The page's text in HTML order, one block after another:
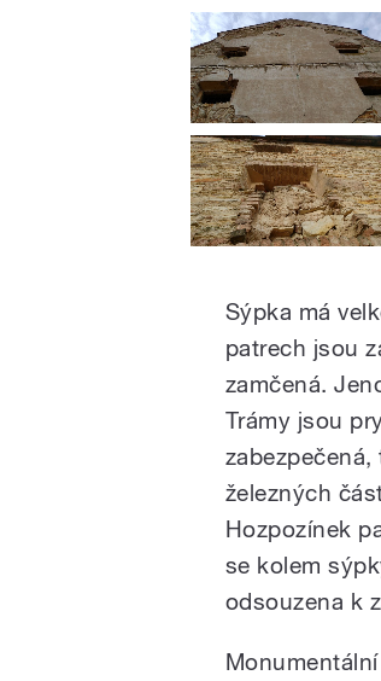
Sýpka má
patrech jsou
zamčená.
Trámy jsou
železných
Hozpozínek
se kolem
odsouzena k